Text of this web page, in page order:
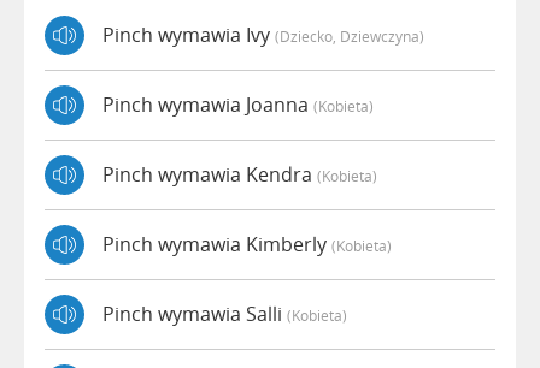
Pinch wymawia Ivy (dziecko, Dziewczyna)
Pinch wymawia Joanna (kobieta)
Pinch wymawia Kendra (kobieta)
Pinch wymawia Kimberly (kobieta)
Pinch wymawia Salli (kobieta)